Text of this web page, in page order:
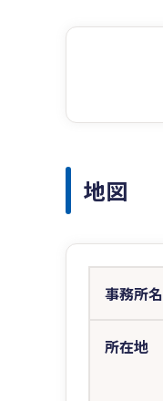
地図
事務所名
所在地